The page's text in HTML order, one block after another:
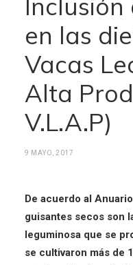
en las
Vacas
Alta
V.L.A.P)
9 MAYO, 2017
De acuerdo al
guisantes secos son
leguminosa que se
se cultivaron más de